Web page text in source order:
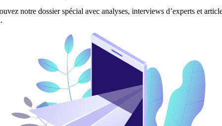
notre dossier spécial avec analyses, interviews d’experts et